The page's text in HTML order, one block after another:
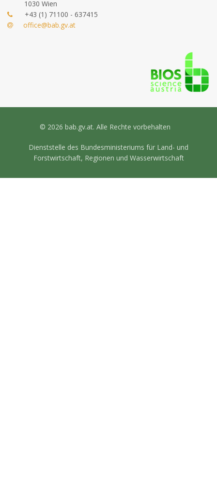
1030 Wien
+43 (1) 71100 - 637415
office@bab.gv.at
© 2026 bab.gv.at. Alle Rechte vorbehalten
Dienststelle des Bundesministeriums für Land- und
Forstwirtschaft, Regionen und Wasserwirtschaft